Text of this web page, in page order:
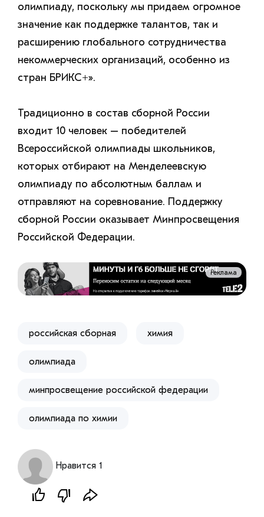
олимпиаду, поскольку мы придаем огромное
значение как поддержке талантов, так и
расширению глобального сотрудничества
некоммерческих организаций, особенно из
стран БРИКС+».
Традиционно в состав сборной России
входит 10 человек – победителей
Всероссийской олимпиады школьников,
которых отбирают на Менделеевскую
олимпиаду по абсолютным баллам и
отправляют на соревнование. Поддержку
сборной России оказывает Минпросвещения
Российской Федерации.
Реклама
российская сборная химия
олимпиада
минпросвещение российской федерации
олимпиада по химии
Нравится 1